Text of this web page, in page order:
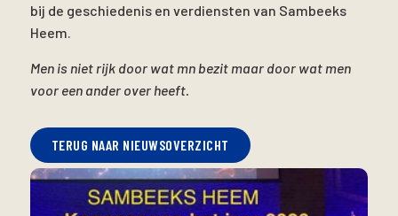
bij de geschiedenis en verdiensten van Sambeeks
Heem.
Men is niet rijk door wat mn bezit maar door wat men
voor een ander over heeft.
TERUG NAAR NIEUWSOVERZICHT